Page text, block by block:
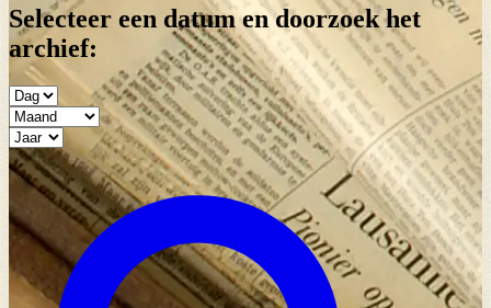
Selecteer een datum en doorzoek het
archief: